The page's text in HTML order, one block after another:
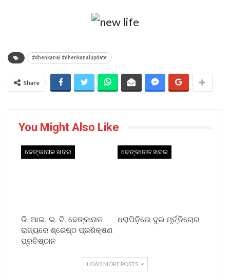
#dhenkanal #dhenkanalupdate
Share
You Might Also Like
ଢେଙ୍କାନାଳ ଖବର
ଡି. ଆଇ. ଇ. ଟି. ଢେଙ୍କାନାଳ
ରାଜ୍ୟରେ ଶ୍ରେଷ୍ଠ ପ୍ରଶିକ୍ଷଣ
ପ୍ରତିଷ୍ଠାନ
ଢେଙ୍କାନାଳ ଖବର
ଧରାପିଡ଼ିଲେ ଦୁଇ ମୂର୍ତ୍ତିଚୋର
LOAD MORE POSTS